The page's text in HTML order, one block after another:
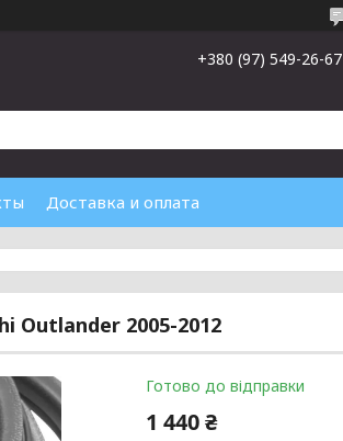
+380 (97) 549-26-67
Доставка и оплата
Outlander 2005-2012
Готово до відправки
1 440 ₴